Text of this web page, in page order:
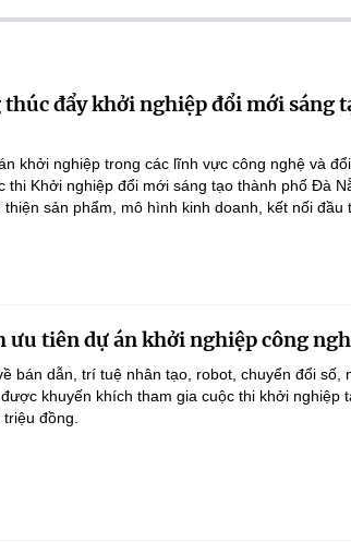
đẩy khởi nghiệp đổi mới sáng
khởi nghiệp trong các lĩnh vực công nghệ và
thi Khởi nghiệp đổi mới sáng tạo thành phố Đà
thiện sản phẩm, mô hình kinh doanh, kết nối
ưu tiên dự án khởi nghiệp công
bán dẫn, trí tuệ nhân tạo, robot, chuyển đổi số,
khuyến khích tham gia cuộc thi khởi nghiệp
đồng.